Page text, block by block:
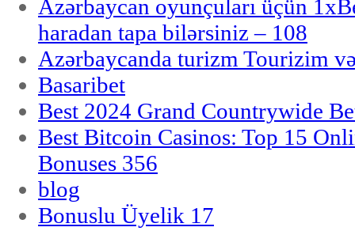
Azərbaycan oyunçuları üçün
haradan tapa bilərsiniz – 108
Azərbaycanda turizm Tourizim
Basaribet
Best 2024 Grand Countrywide
Best Bitcoin Casinos: Top 15
Bonuses 356
blog
Bonuslu Üyelik 17